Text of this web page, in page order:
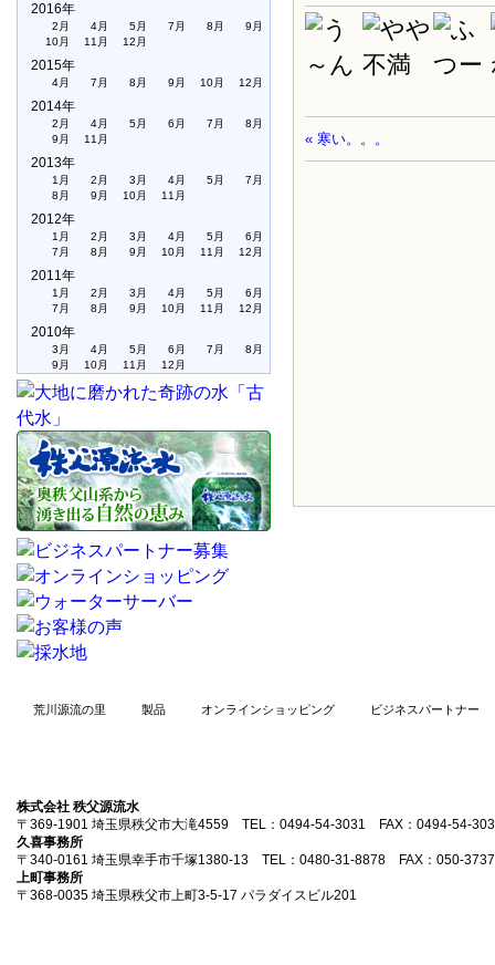
2016年
2月 4月 5月 7月 8月
9月
10月
11月 12月
2015年
4月 7月 8月 9月 10月 12月
2014年
2月 4月 5月 6月 7月
8月
9月
11月
2013年
1月 2月 3月 4月 5月
7月
8月
9月 10月 11月
2012年
1月 2月 3月 4月 5月
6月
7月
8月 9月 10月 11月 12月
2011年
1月 2月 3月 4月 5月
6月
7月
8月 9月 10月 11月 12月
2010年
3月 4月 5月 6月 7月
8月
9月
10月 11月 12月
« 寒い。。。
荒川源流の里 製品 オンラインショッピング ビジネスパートナー
株式会社 秩父源流水
〒369-1901 埼玉県秩父市大滝4559 TEL：0494-54-3031 FAX：0494-54-
久喜事務所
〒340-0161 埼玉県幸手市千塚1380-13 TEL：0480-31-8878 FAX：050-
上町事務所
〒368-0035 埼玉県秩父市上町3-5-17 パラダイスビル201